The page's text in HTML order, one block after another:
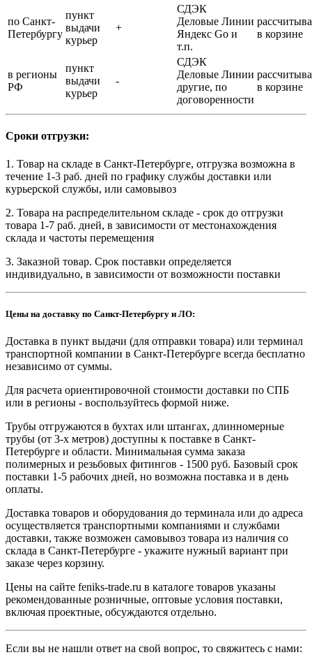
по Санкт-
Петербургу
пункт
выдачи
курьер
+
СДЭК
Деловые Линии
Яндекс Go и
т.п.
в корзине
в регионы
РФ
пункт
выдачи
курьер
-
СДЭК
Деловые Линии
другие, по
договоренности
в корзине
Сроки отгрузки:
1. Товар на складе в Санкт-Петербурге, отгрузка возможна в
течение 1-3 раб. дней по графику службы доставки или
курьерской службы, или самовывоз
2. Товара на распределительном складе - срок до отгрузки
товара 1-7 раб. дней, в зависимости от местонахождения
склада и частоты перемещения
3. Заказной товар. Срок поставки определяется
индивидуально, в зависимости от возможности поставки
Цены на доставку по Санкт-Петербургу и ЛО:
Доставка в пункт выдачи (для отправки товара) или терминал
транспортной компании в Санкт-Петербурге всегда бесплатно
независимо от суммы.
Для расчета ориентировочной стоимости доставки по СПБ
или в регионы - воспользуйтесь формой ниже.
Трубы отгружаются в бухтах или штангах, длинномерные
трубы (от 3-х метров) доступны к поставке в Санкт-
Петербурге и области. Минимальная сумма заказа
полимерных и резьбовых фитингов - 1500 руб. Базовый срок
поставки 1-5 рабочих дней, но возможна поставка и в день
оплаты.
Доставка товаров и оборудования до терминала или до адреса
осуществляется транспортными компаниями и службами
доставки, также возможен самовывоз товара из наличия со
склада в Санкт-Петербурге - укажите нужный вариант при
заказе через корзину.
Цены на сайте feniks-trade.ru в каталоге товаров указаны
рекомендованные розничные, оптовые условия поставки,
включая проектные, обсуждаются отдельно.
Если вы не нашли ответ на свой вопрос, то свяжитесь с нами: